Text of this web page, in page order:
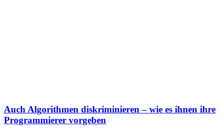
Auch Algorithmen diskriminieren – wie es ihnen ihre
Programmierer vorgeben